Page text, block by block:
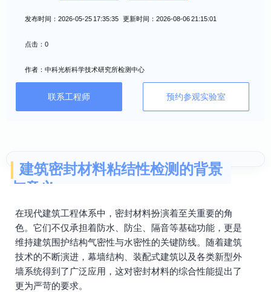
发布时间：2026-05-25 17:35:35 更新时间：2026-08-06 21:15:01
点击：0
作者：中科光析科学技术研究所检测中心
联系工程师 预约参观实验室
建筑密封材料粘结性检测的背景
与意义
在现代建筑工程体系中，密封材料扮演着至关重要的角
色。它们不仅承担着防水、防尘、隔音等基础功能，更是
维持建筑围护结构气密性与水密性的关键防线。随着建筑
技术的不断演进，幕墙结构、装配式建筑以及各类新型外
墙系统得到了广泛应用，这对密封材料的综合性能提出了
更为严苛的要求。